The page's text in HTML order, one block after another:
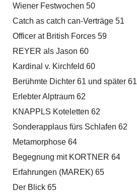
Wiener Festwochen 50
Catch as catch can-Verträge 51
Officer at British Forces 59
REYER als Jason 60
Kardinal v. Kirchfeld 60
Berühmte Dichter 61 und später 61
Erlebter Alptraum 62
KNAPPLS Koteletten 62
Sonderapplaus fürs Schlafen 62
Metamorphose 64
Begegnung mit KORTNER 64
Erfahrungen (MAREK) 65
Der Blick 65